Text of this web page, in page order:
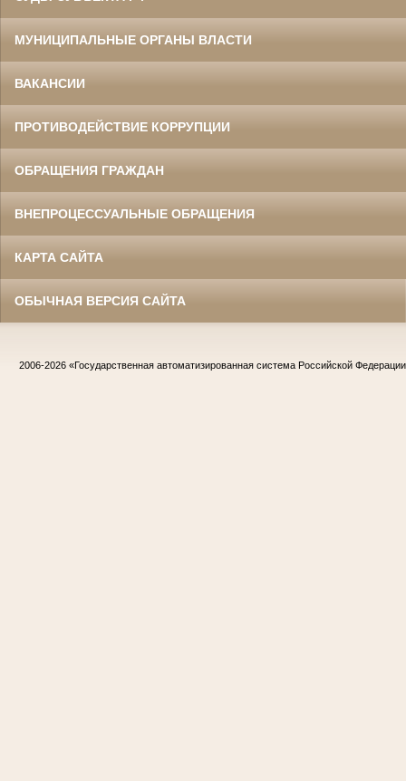
МУНИЦИПАЛЬНЫЕ ОРГАНЫ ВЛАСТИ
ВАКАНСИИ
ПРОТИВОДЕЙСТВИЕ КОРРУПЦИИ
ОБРАЩЕНИЯ ГРАЖДАН
ВНЕПРОЦЕССУАЛЬНЫЕ ОБРАЩЕНИЯ
КАРТА САЙТА
ОБЫЧНАЯ ВЕРСИЯ САЙТА
2006-2026 «Государственная автоматизированная система Российской